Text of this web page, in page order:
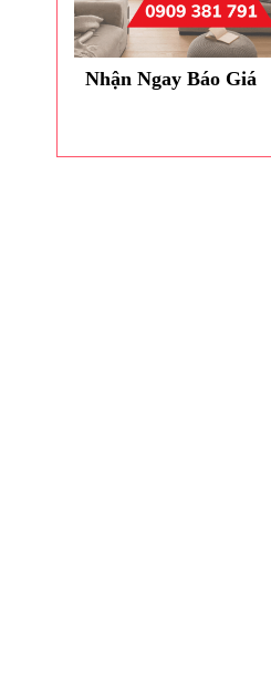
Nhận Ngay Báo Giá